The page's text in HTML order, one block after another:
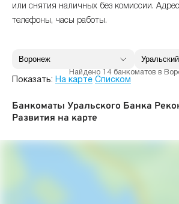
или снятия наличных без комиссии.
телефоны, часы работы.
Найдено 14 банкоматов в
Показать: На карте Списком
Банкоматы Уральского Банка
Развития на карте